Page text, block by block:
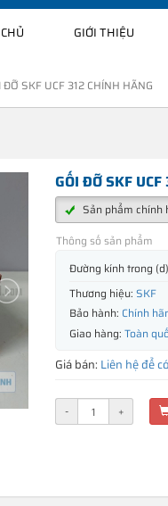
GIỚI THIỆU
ĐỠ SKF UCF 312 CHÍNH HÃNG
GỐI ĐỠ SKF UCF
Sản phẩm chính
Thông số sản phẩm
Đường kính trong
Thương hiệu: SKF
Bảo hành: Chính
Giao hàng: Toàn
Giá bán: Liên hệ để
- +